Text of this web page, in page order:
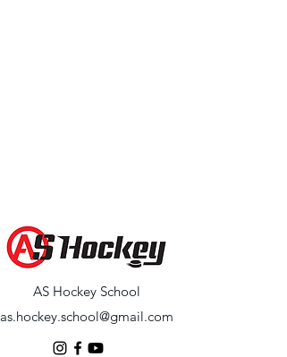
​AS Hockey School
as.hockey.school@gmail.com